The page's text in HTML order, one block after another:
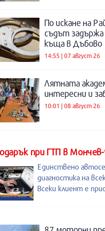
По искане на
съдът
къща в Дъбово
14:55 | 07 август 26
Лятната
интересни и
10:01 | 08 август 26
при ГТП в
Единствено
диагностика на
Всеки клиент е